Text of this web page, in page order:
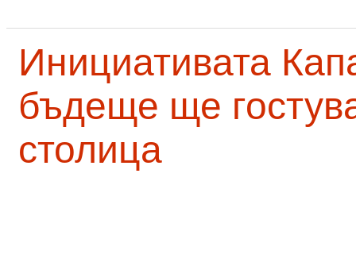
Инициативата
бъдеще ще
столица